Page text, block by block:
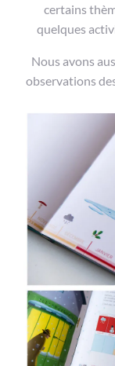
certains
quelques
Nous avons
observations